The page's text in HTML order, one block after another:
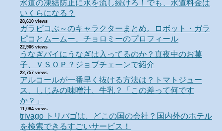
水道の凍結防止に水を流し続けろ！でも、水道料金は
いくらになる？
28,610 views
ガラピコぷ～のキャラクターまとめ。ロボット・ガラ
ピコとムームー、チョロミーのプロフィール
22,906 views
うなぎパイにうなぎは入ってるのか？真夜中のお菓
子、ＶＳＯＰ？ジョブチェーンで紹介
22,757 views
アルコールが一番早く抜ける方法は？トマトジュー
ス、しじみの味噌汁、牛乳？「この差って何です
か？」
11,084 views
trivago トリバゴは、どこの国の会社？国内外のホテル
を検索できるすごいサービス！